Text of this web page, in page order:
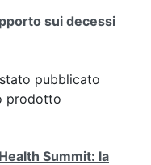
sui decessi
stato pubblicato
prodotto
Summit: la